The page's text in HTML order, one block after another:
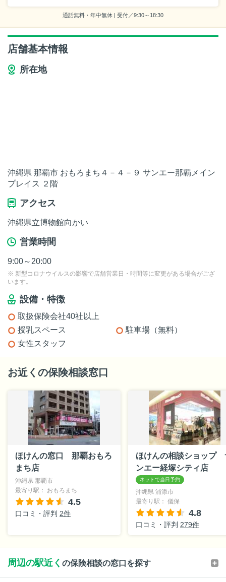
通話無料・年中無休 | 受付／9:30～18:30
店舗基本情報
所在地
沖縄県 那覇市 おもろまち４－４－９ サンエー那覇メイン
プレイス ２階
アクセス
沖縄県立博物館向かい
営業時間
9:00～20:00
※ 新型コロナウイルスの影響で店舗営業日・時間等に変更がある場合がござ
います。
設備・特徴
取扱保険会社40社以上
授乳スペース
駐車場（無料）
女性スタッフ
お近くの保険相談窓口
ほけんの窓口 那覇おもろ
まち店
沖縄県 那覇市
最寄り駅： おもろまち
4.5
口コミ・評判 2件
ほけんの相談ショップ
ンエー経塚シティ店
沖縄県 浦添市
最寄り駅： 儀保
4.8
口コミ・評判 279件
周辺の駅近く の保険相談の窓口を探す